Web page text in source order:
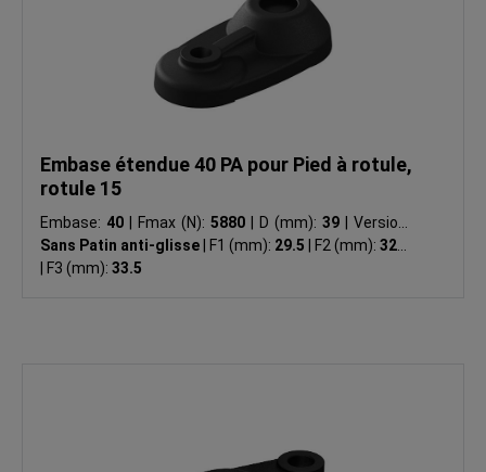
Embase étendue 40 PA pour Pied à rotule,
rotule 15
Embase: 40 Fmax (N):5880 D (mm):39
Version:
Sans Patin anti-glisse
F1 (mm): 29.5 F2 (mm):32.5
F3 (mm): 33.5